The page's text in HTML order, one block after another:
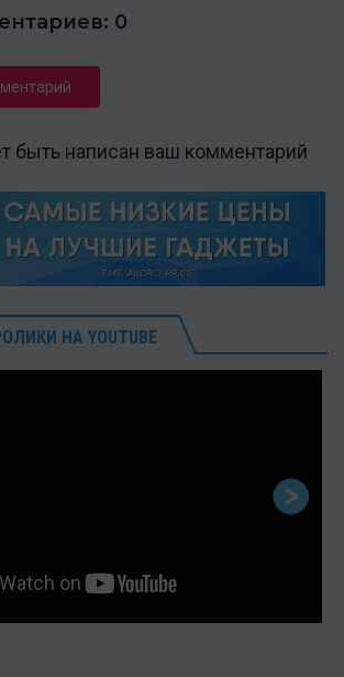
0
быть написан ваш комментарий
НА YOUTUBE